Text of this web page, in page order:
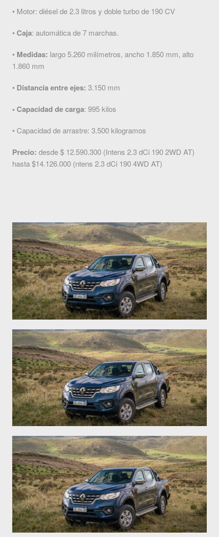
• Motor: diésel de 2.3 litros y doble turbo de 190 CV
•Caja: automática de 7 marchas.
• Medidas: largo 5.260 milímetros, ancho 1.850 mm, alto
1.860 mm
• Distancia entre ejes: 3.150 mm
• Capacidad de carga: 995 kilos
• Capacidad de arrastre: 3.500 kilogramos
Precio: desde $ 12.590.300 (Intens 2.3 dCi 190 2WD AT)
hasta $14.126.000 (ntens 2.3 dCi 190 4WD AT)